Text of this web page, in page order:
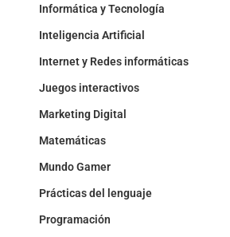
Informática y Tecnología
Inteligencia Artificial
Internet y Redes informáticas
Juegos interactivos
Marketing Digital
Matemáticas
Mundo Gamer
Prácticas del lenguaje
Programación